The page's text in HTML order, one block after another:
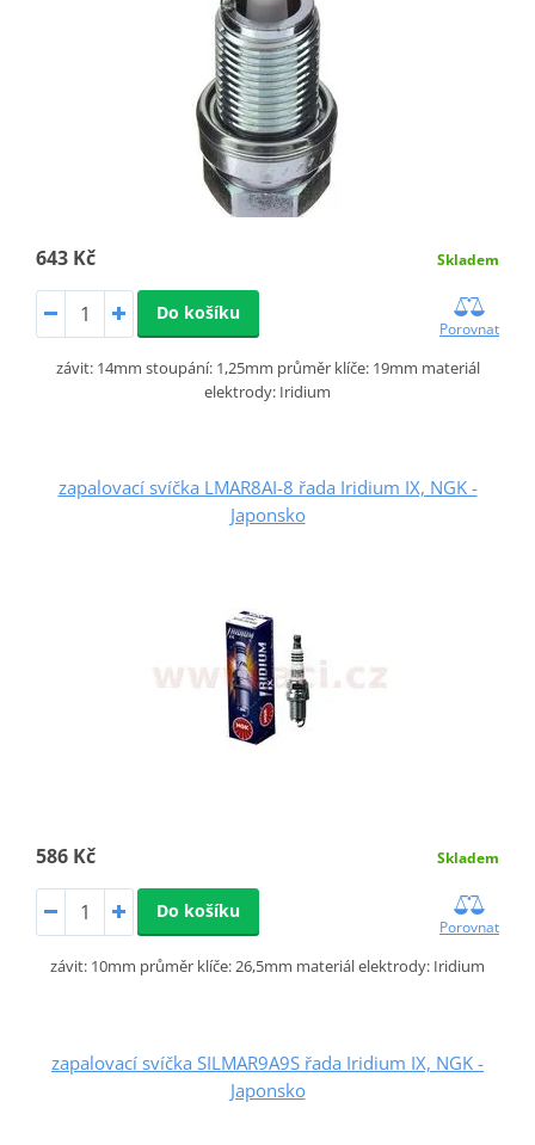
643 Kč Skladem
Do košíku
Porovnat
závit: 14mm stoupání: 1,25mm průměr klíče: 19mm materiál
elektrody: Iridium
zapalovací svíčka LMAR8AI-8 řada Iridium IX, NGK -
Japonsko
586 Kč Skladem
Do košíku
Porovnat
závit: 10mm průměr klíče: 26,5mm materiál elektrody: Iridium
zapalovací svíčka SILMAR9A9S řada Iridium IX, NGK -
Japonsko